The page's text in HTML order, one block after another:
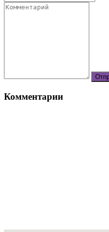
Комментарии